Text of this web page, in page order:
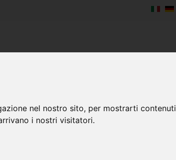
nel nostro sito, per mostrarti contenuti
i nostri visitatori.
RAPPRESENTANZE